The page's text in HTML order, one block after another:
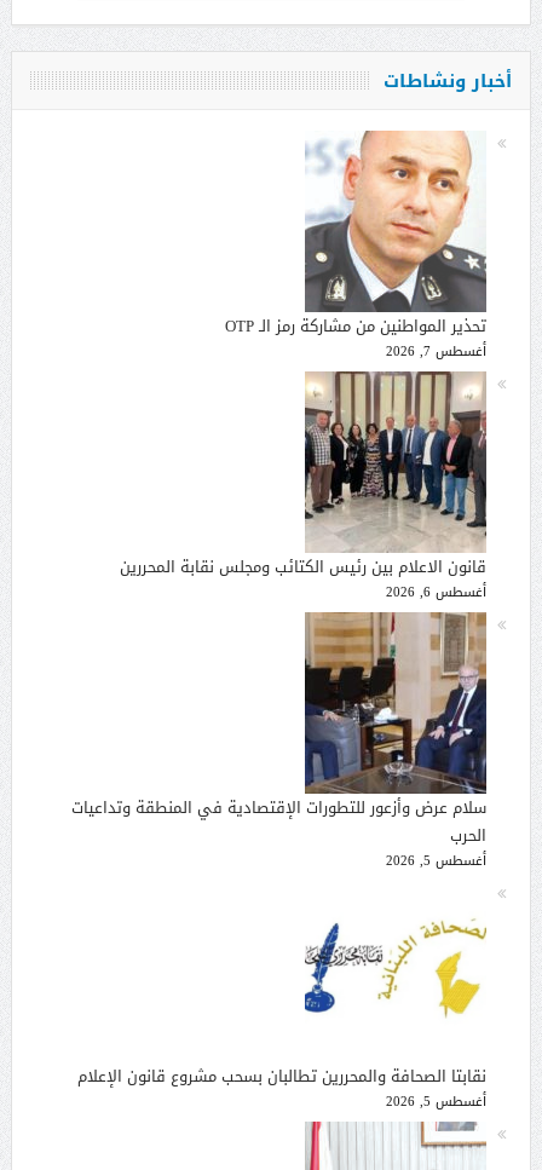
أخبار ونشاطات
تحذير المواطنين من مشاركة رمز الـ OTP
أغسطس 7, 2026
قانون الاعلام بين رئيس الكتائب ومجلس نقابة المحررين
أغسطس 6, 2026
سلام عرض وأزعور للتطورات الإقتصادية في المنطقة وتداعيات
الحرب
أغسطس 5, 2026
نقابتا الصحافة والمحررين تطالبان بسحب مشروع قانون الإعلام
أغسطس 5, 2026